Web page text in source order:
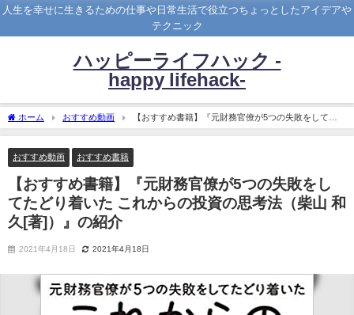
人生を幸せに生きるための仕事や日常生活で役立つちょっとしたアイデアや
テクニック
ハッピーライフハック -
happy lifehack-
ホーム おすすめ動画
【おすすめ書籍】『元財務官僚が5つの失敗をしてた
どり着いた これからの投資の思考法（柴山 和久[著]）』の紹介
おすすめ動画 おすすめ書籍
【おすすめ書籍】『元財務官僚が5つの失敗をし
てたどり着いた これからの投資の思考法（柴山 和
久[著]）』の紹介
2021年4月18日 2021年4月18日